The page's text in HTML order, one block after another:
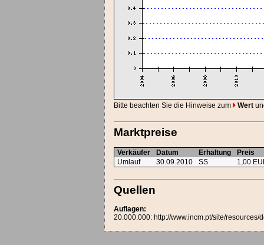
Bitte beachten Sie die Hinweise zum Wert
Marktpreise
Verkäufer Datum Erhaltung
Preis
Umlauf
30.09.2010 SS 1,00
Quellen
Auflagen:
20.000.000: http://www.incm.pt/site/resources/